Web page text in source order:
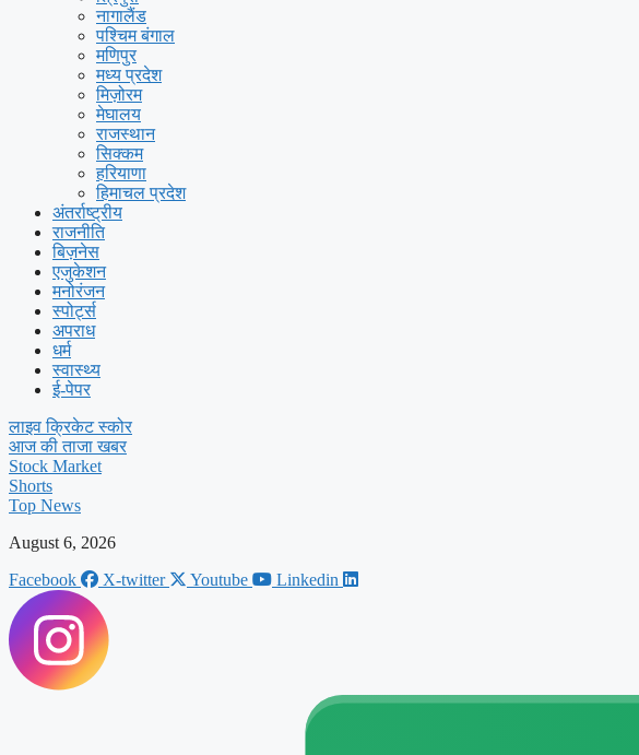
नागालैंड
पश्चिम बंगाल
मणिपुर
मध्य प्रदेश
मिज़ोरम
मेघालय
राजस्थान
सिक्कम
हरियाणा
हिमाचल प्रदेश
अंतर्राष्ट्रीय
राजनीति
बिज़नेस
एजुकेशन
मनोरंजन
स्पोर्ट्स
अपराध
धर्म
स्वास्थ्य
ई-पेपर
लाइव क्रिकेट स्कोर
आज की ताजा खबर
Stock Market
Shorts
Top News
August 6, 2026
Facebook
X-twitter Youtube Linkedin